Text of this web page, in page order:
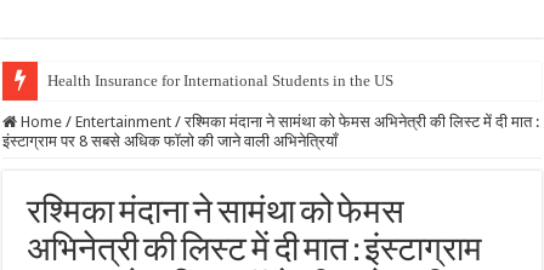
Health Insurance for International Students in the US
Unveiling the Best Medical Insurance Plans in the US
Home / Entertainment / रश्मिका मंदाना ने सामंथा को फेमस अभिनेत्री की लिस्ट में दी मात :
इंस्टाग्राम पर 8 सबसे अधिक फॉलो की जाने वाली अभिनेत्रियाँ
रश्मिका मंदाना ने सामंथा को फेमस
अभिनेत्री की लिस्ट में दी मात : इंस्टाग्राम